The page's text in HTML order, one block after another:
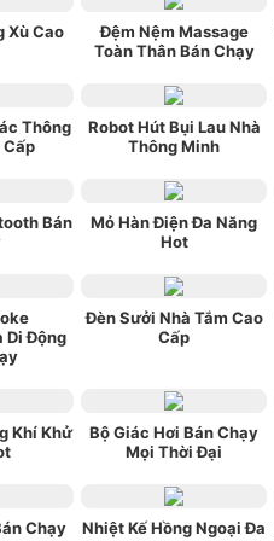
Xù Cao
Đệm Nệm Massage
Toàn Thân Bán Chạy
Thông
Cấp
Robot Hút Bụi Lau Nhà
Thông Minh
Bán
Mỏ Hàn Điện Đa Năng
Hot
Di Động
Đèn Sưởi Nhà Tắm Cao
Cấp
Khí Khử
Bộ Giác Hơi Bán Chạy
Mọi Thời Đại
Chạy
Nhiệt Kế Hồng Ngoại Đa